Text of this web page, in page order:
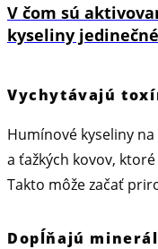
V čom sú
kyseliny
Vychytávajú
Humínové kyseliny
a ťažkých kovov,
Takto môže začať
Dopĺňajú